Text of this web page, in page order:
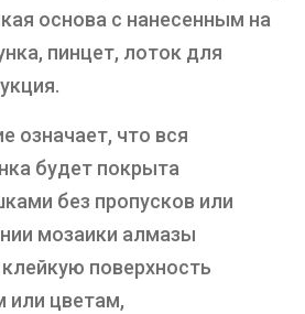
основа с нанесенным на
пинцет, лоток для
означает, что вся
будет покрыта
без пропусков или
мозаики алмазы
поверхность
или цветам,